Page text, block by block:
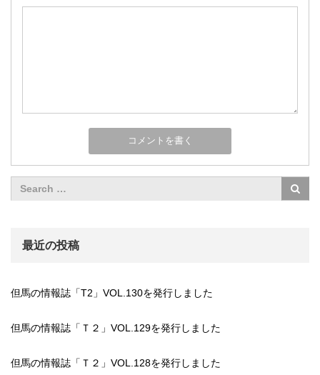
最近の投稿
但馬の情報誌「T2」VOL.130を発行しました
但馬の情報誌「Ｔ２」VOL.129を発行しました
但馬の情報誌「Ｔ２」VOL.128を発行しました